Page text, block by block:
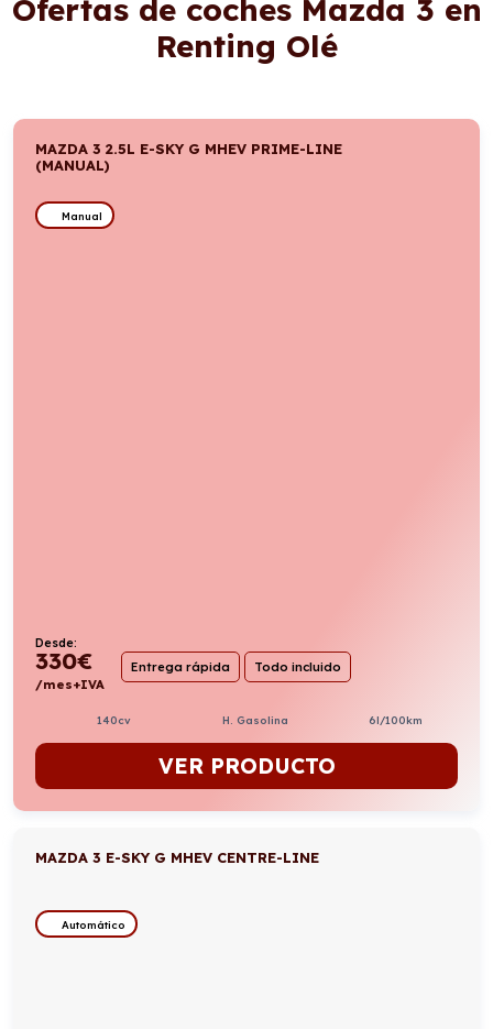
Ofertas de coches Mazda 3 en
Renting Olé
MAZDA 3 2.5L E-SKY G MHEV PRIME-LINE
(MANUAL)
Manual
Desde:
330€
/mes+IVA
Entrega rápida Todo incluido
140cv H. Gasolina 6l/100km
VER PRODUCTO
MAZDA 3 E-SKY G MHEV CENTRE-LINE
Automático